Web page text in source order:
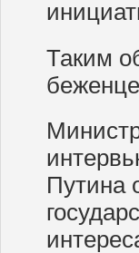
Таким
Путина